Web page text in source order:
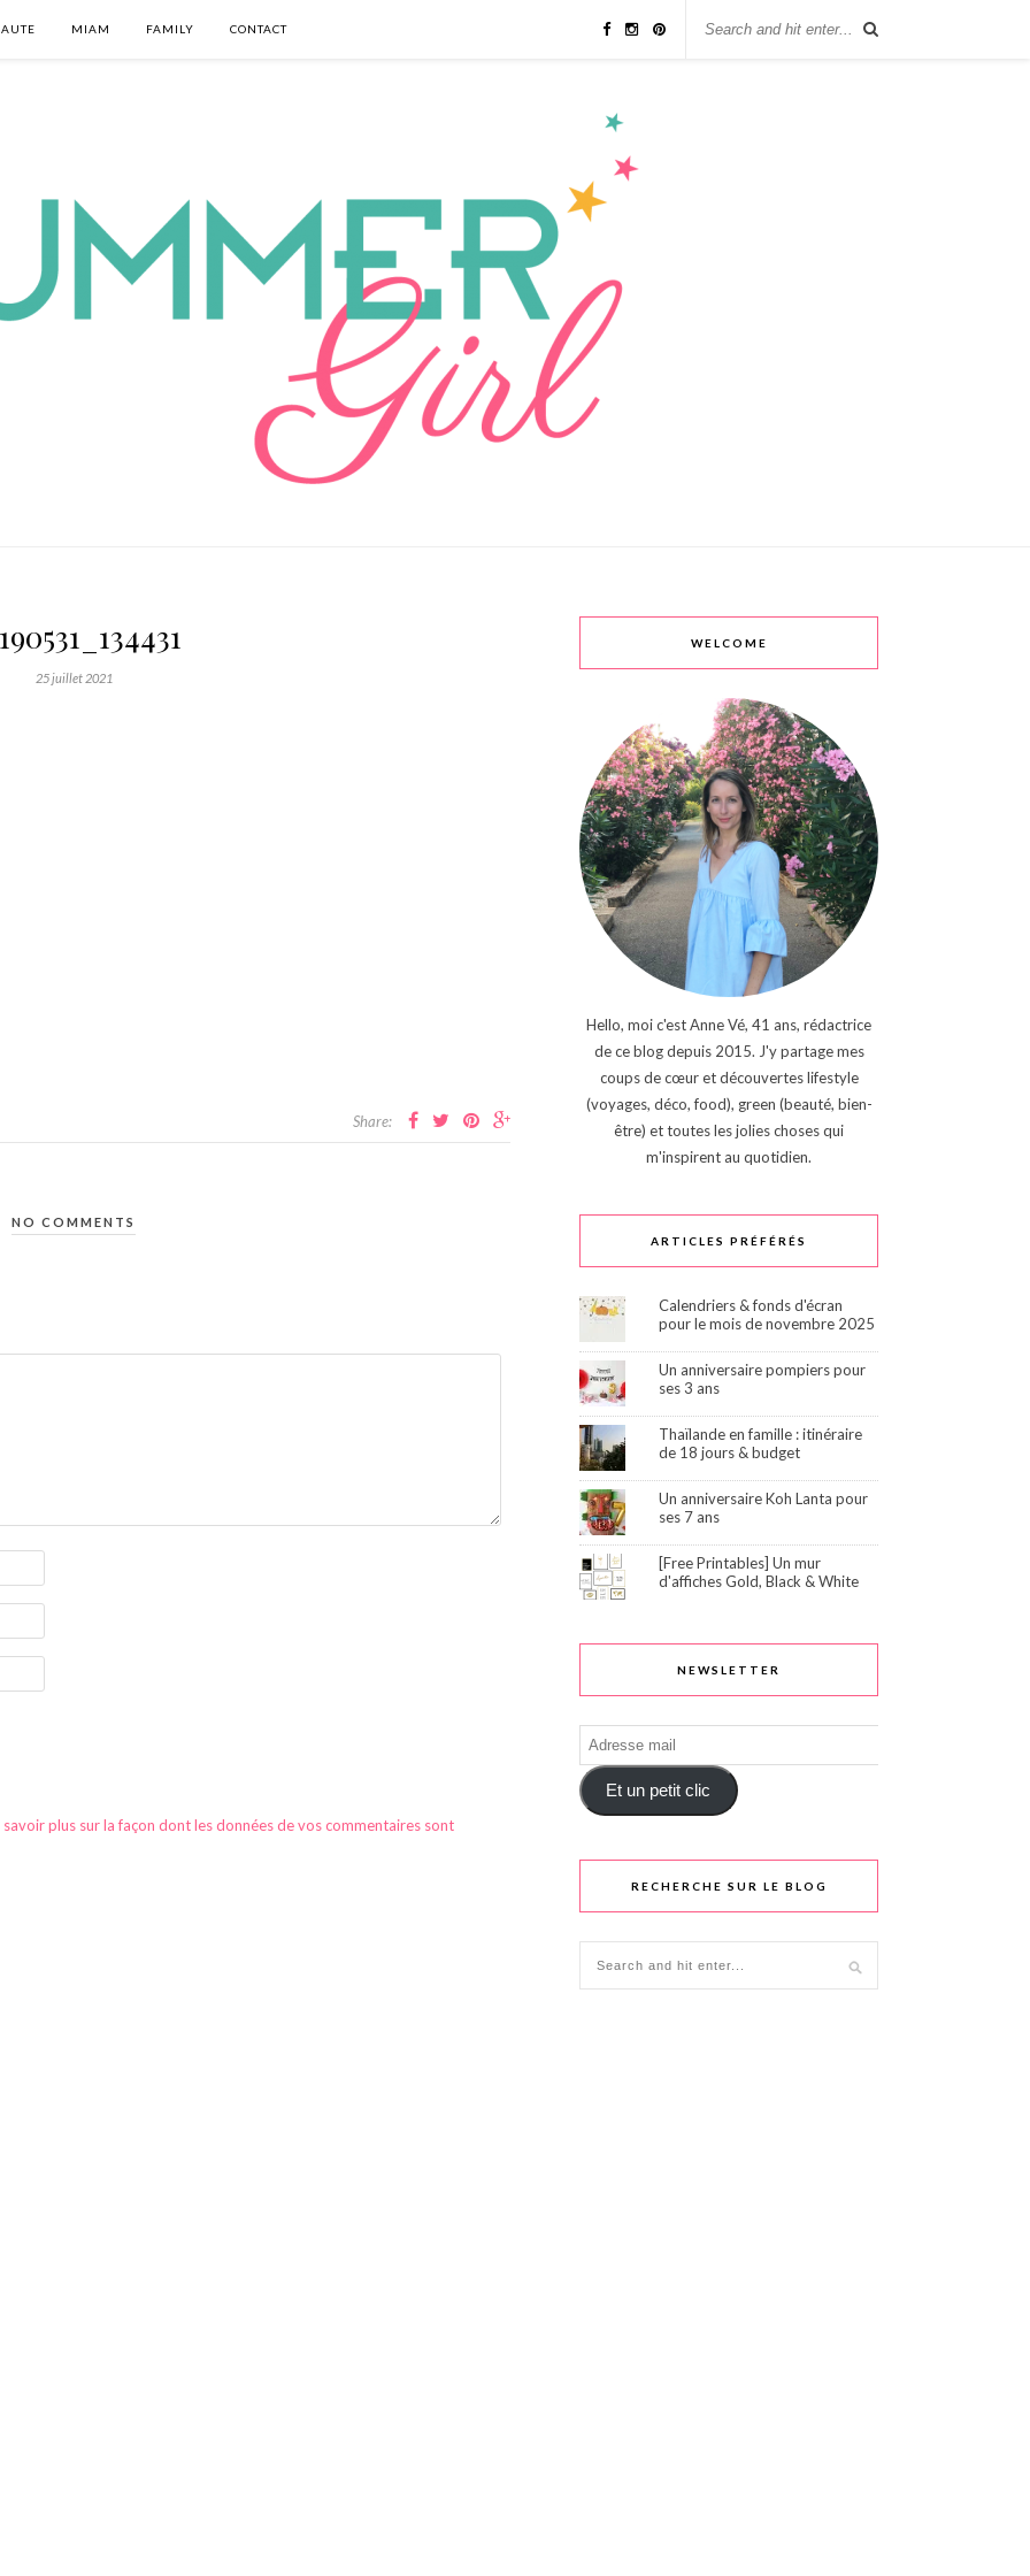
MIAM FAMILY CONTACT
25 juillet 2021
Share:
NO COMMENTS
savoir plus sur la façon dont les données de vos commentaires sont
WELCOME
Hello, moi c'est Anne Vé, 41 ans, rédactrice
de ce blog depuis 2015. J'y partage mes
coups de cœur et découvertes lifestyle
(voyages, déco, food), green (beauté, bien-
être) et toutes les jolies choses qui
m'inspirent au quotidien.
ARTICLES PRÉFÉRÉS
Calendriers & fonds d'écran
pour le mois de novembre 2025
Un anniversaire pompiers pour
ses 3 ans
Thaïlande en famille : itinéraire
de 18 jours & budget
Un anniversaire Koh Lanta pour
ses 7 ans
[Free Printables] Un mur
d'affiches Gold, Black & White
NEWSLETTER
Adresse
mail
Et un petit clic
RECHERCHE SUR LE BLOG